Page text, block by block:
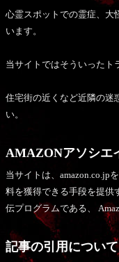
心霊スポットでの霊症、大
います。
当サイトではそういったト
住宅街の近くなど近隣の迷
い。
AMAZONアソシエ
当サイトは、amazon.co.jp
料を獲得できる手段を提供
伝プログラムである、
記事の引用について